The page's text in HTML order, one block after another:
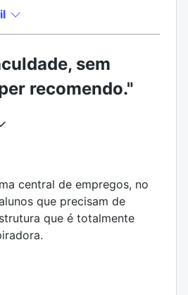
sem
recomendo."
central de empregos, no
que precisam de
que é totalmente